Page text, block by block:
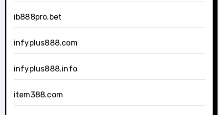
ib888pro.bet
infyplus888.com
infyplus888.info
item388.com